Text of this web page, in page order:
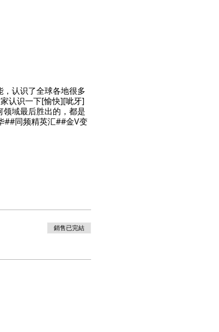
认识了全球各地很多
认识一下[愉快][呲牙]
域最后胜出的，都是
##同频精英汇##金V变
銷售已完結